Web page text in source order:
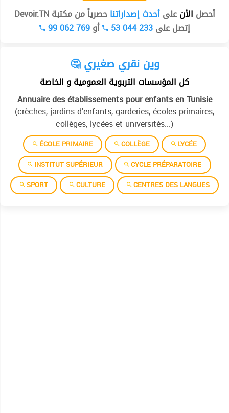
أحصل الأنعلىأحدث إصداراتناحصرياً من مكتبة Devoir.TN
إتصل على53 044 233 أو99 062 769
🤔 وين نقري صغيري
كل المؤسسات التربوية العمومية و الخاصة
Annuaire des établissements pour enfants en Tunisie
(crèches, jardins d'enfants, garderies, écoles primaires,
collèges, lycées et universités...)
ÉCOLE PRIMAIRE COLLÈGE
LYCÉE
INSTITUT SUPÉRIEUR
CYCLE PRÉPARATOIRE
SPORT
CULTURE CENTRES DES LANGUES